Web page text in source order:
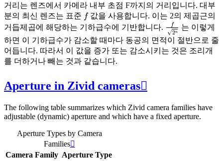
거리는 렌즈에서 카메라 내부 초점 F까지의 거리입니다. 대부
분의 최신 렌즈는 표준 f 값을 사용합니다. 이는 2의 제곱근의
거듭제곱에 해당하는 기하급수에 기반합니다.
2n
는 이렇게
하면 이 기하급수가 감소할 때마다 동공의 면적이 절반으로 줄
어듭니다. 따라서 이 값을 증가 또는 감소시키는 것은 조리개
를 더하거나 빼는 것과 같습니다.
Aperture in Zivid cameras
The following table summarizes which Zivid camera families have
adjustable (dynamic) aperture and which have a fixed aperture.
Aperture Types by Camera
Families
Camera Family Aperture Type